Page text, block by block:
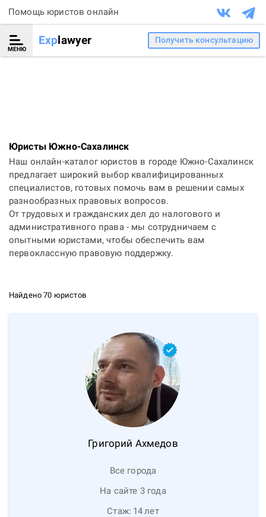
Помощь юристов онлайн
МЕНЮ
Explawyer Получить консультацию
Юристы Южно-Сахалинск
Наш онлайн-каталог юристов в городе Южно-Сахалинск
предлагает широкий выбор квалифицированных
специалистов, готовых помочь вам в решении самых
разнообразных правовых вопросов.
От трудовых и гражданских дел до налогового и
административного права - мы сотрудничаем с
опытными юристами, чтобы обеспечить вам
первоклассную правовую поддержку.
Найдено 70 юристов
Григорий Ахмедов
Все города
На сайте 3 года
Стаж: 14лет